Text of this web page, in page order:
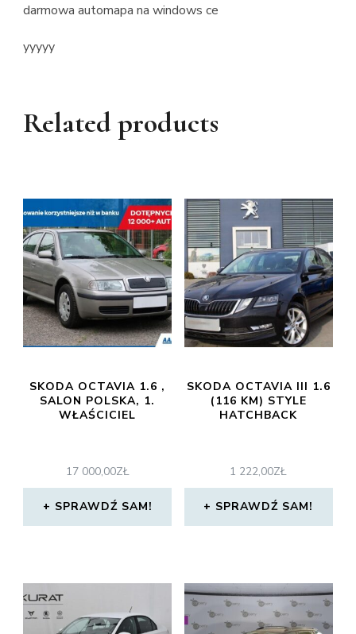
darmowa automapa na windows ce
yyyyy
Related products
SKODA OCTAVIA 1.6 ,
SALON POLSKA, 1.
WŁAŚCICIEL
17 000,00ZŁ
SPRAWDŹ SAM!
SKODA OCTAVIA III 1.6
(116 KM) STYLE
HATCHBACK
1 222,00ZŁ
SPRAWDŹ SAM!